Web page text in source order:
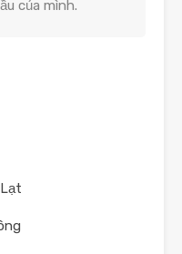
của mình.